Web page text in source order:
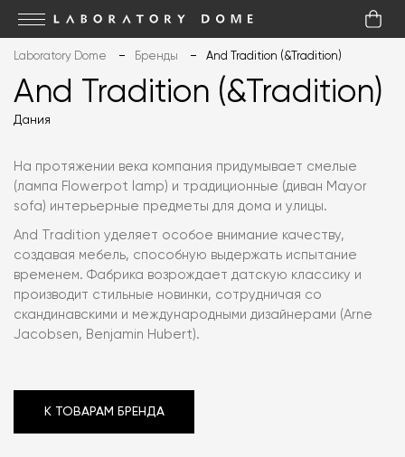
Laboratory Dome Бренды And Tradition (&Tradition)
And Tradition (&Tradition)
Дания
На протяжении века компания придумывает смелые
(лампа Flowerpot lamp) и традиционные (диван Mayor
sofa) интерьерные предметы для дома и улицы.
And Tradition уделяет особое внимание качеству,
создавая мебель, способную выдержать испытание
временем. Фабрика возрождает датскую классику и
производит стильные новинки, сотрудничая со
скандинавскими и международными дизайнерами (Arne
Jacobsen, Benjamin Hubert).
К ТОВАРАМ БРЕНДА